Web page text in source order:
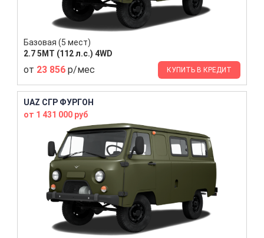
Базовая (5 мест)
2.7 5MT (112 л.с.) 4WD
от 23 856 р/мес КУПИТЬ В КРЕДИТ
UAZ СГР ФУРГОН
от 1 431 000 руб